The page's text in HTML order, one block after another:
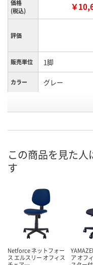
価格
(税込)
￥
評価
販売単位 1脚
カラー グレー
した
この商品を見た
す
Netforce ネットフォー
ス エルスリー オフィス
ア オフ